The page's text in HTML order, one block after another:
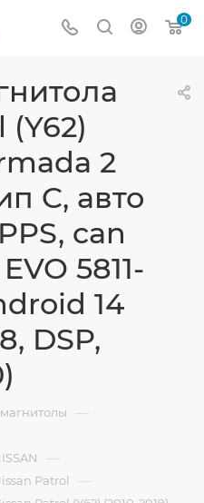
0
(Y62)
2
C, авто
can
5811-
14
DSP,
—
—
Patrol —